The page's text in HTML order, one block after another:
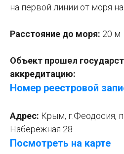
на первой линии от моря
Расстояние до моря: 20 м
Объект прошел
аккредитацию:
Номер реестровой
Адрес: Крым, г.Феодосия,
Набережная 28
Посмотреть на карте